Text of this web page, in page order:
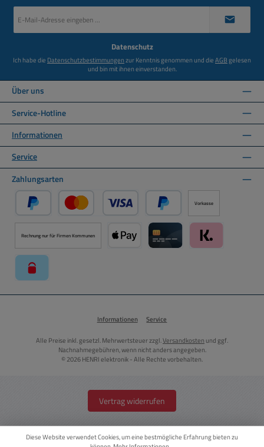
Mail-
Datenschutz
Ich habe die Datenschutzbestimmungenzur Kenntnis genommen und dieAGBgelesen
und bin mit ihnen einverstanden.
Über uns
Service-Hotline
Informationen
Service
Zahlungsarten
PayPal Kredit- oder Debitkarte über PayPal
Später Bezahlen über PayPal
Vorkasse
Rechnung nur für Firmen Kommunen
Informationen Service
Alle Preise inkl. gesetzl. Mehrwertsteuer zzgl.Versandkosten und ggf.
Nachnahmegebühren, wenn nicht anders angegeben.
© 2026 HENRI elektronik - Alle Rechte vorbehalten.
Vertrag widerrufen
Diese Website verwendet Cookies, um eine bestmögliche Erfahrung bieten zu